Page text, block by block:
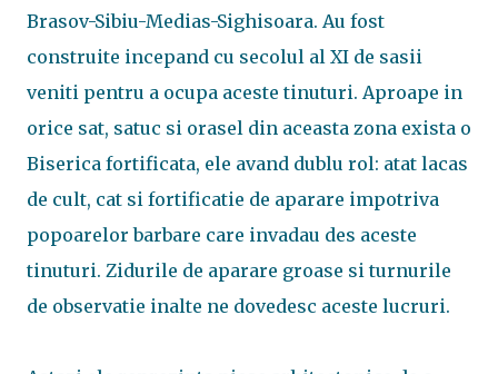
Brasov-Sibiu-Medias-Sighisoara. Au fost
construite incepand cu secolul al XI de sasii
veniti pentru a ocupa aceste tinuturi. Aproape in
orice sat, satuc si orasel din aceasta zona exista o
Biserica fortificata, ele avand dublu rol: atat lacas
de cult, cat si fortificatie de aparare impotriva
popoarelor barbare care invadau des aceste
tinuturi. Zidurile de aparare groase si turnurile
de observatie inalte ne dovedesc aceste lucruri.